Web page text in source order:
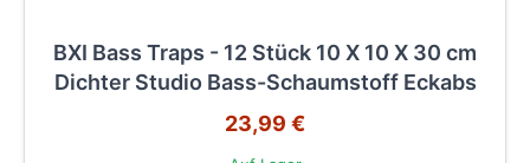
BXI Bass Traps - 12 Stück 10 X 10 X 30 cm
Dichter Studio Bass-Schaumstoff Eckabs
23,99 €